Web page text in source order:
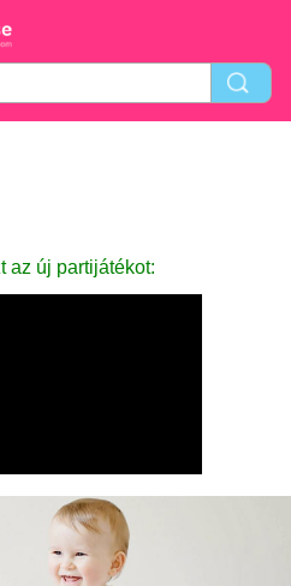
az új partijátékot: